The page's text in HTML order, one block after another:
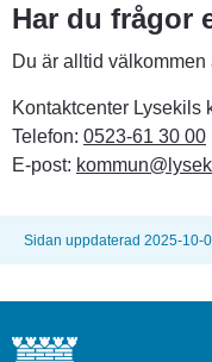
Har du frågor
Du är alltid välkommen
Kontaktcenter Lysekils
Telefon: 0523-61 30 00
E-post:
Sidan uppdaterad 2025-10-